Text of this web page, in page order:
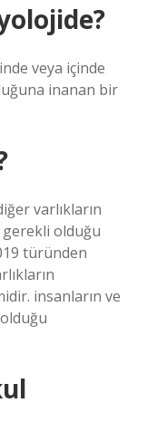
veya içinde
inanan bir
varlıkların
gerekli olduğu
türünden
insanların ve